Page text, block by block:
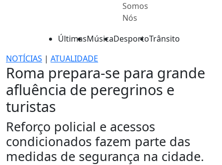
Somos
Nós
ÚltimasMúsicaDesportoTrânsito
NOTÍCIAS | ATUALIDADE
Roma prepara-se para grande
afluência de peregrinos e
turistas
Reforço policial e acessos
condicionados fazem parte das
medidas de segurança na cidade.